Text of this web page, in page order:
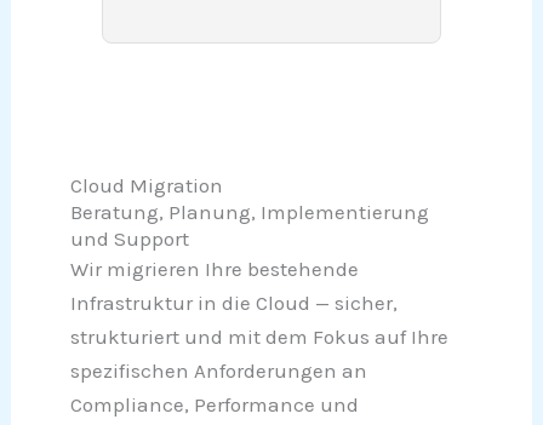
Cloud Migration
Beratung, Planung, Implementierung
und Support
Wir migrieren Ihre bestehende
Infrastruktur in die Cloud — sicher,
strukturiert und mit dem Fokus auf Ihre
spezifischen Anforderungen an
Compliance, Performance und